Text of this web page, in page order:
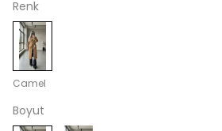
Renk
Camel
Boyut